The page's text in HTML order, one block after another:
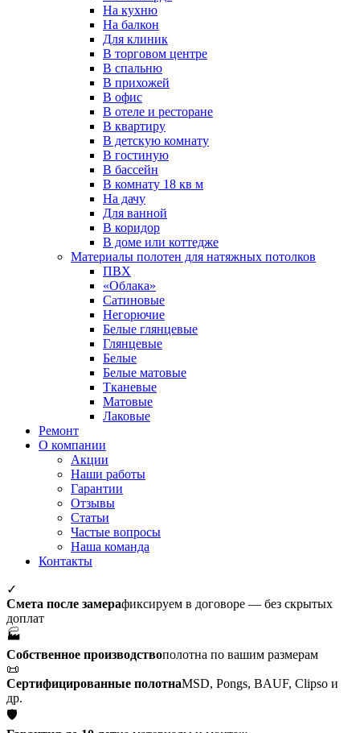
На кухню
На балкон
Для клиник
В торговом центре
В спальню
В прихожей
В офис
В отеле и ресторане
В квартиру
В детскую комнату
В гостиную
В бассейн
В комнату 18 кв м
На дачу
Для ванной
В коридор
В доме или коттедже
Материалы полотен для натяжных потолков
ПВХ
«Облака»
Сатиновые
Негорючие
Белые глянцевые
Глянцевые
Белые
Белые матовые
Тканевые
Матовые
Лаковые
Ремонт
О компании
Акции
Наши работы
Гарантии
Отзывы
Статьи
Частые вопросы
Наша команда
Контакты
✓
Смета после замерафиксируем в договоре — без скрытых
доплат
🏭
Собственное производствополотна по вашим размерам
📜
Сертифицированные полотнаMSD, Pongs, BAUF, Clipso и
др.
🛡